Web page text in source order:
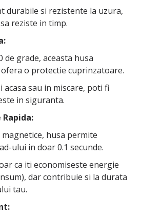
durabile si rezistente la uzura,
reziste in timp.
de grade, aceasta husa
o protectie cuprinzatoare.
sau in miscare, poti fi
in siguranta.
husa permite
ului in doar 0.1 secunde.
ca iti economiseste energie
dar contribuie si la durata
tau.